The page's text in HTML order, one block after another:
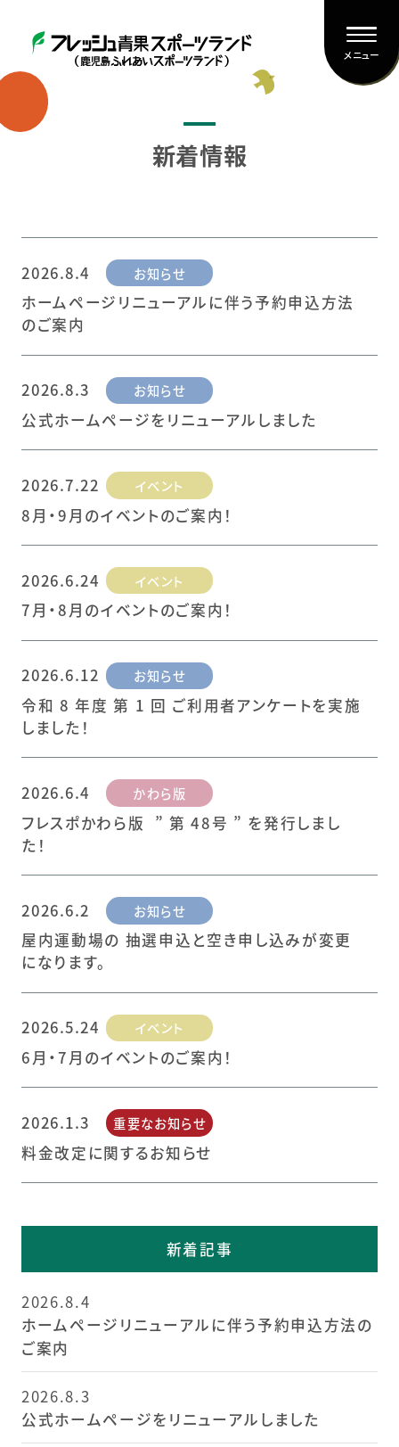
メニュー
新着情報
2026.8.4 お知らせ
ホームページリニューアルに伴う予約申込方法
のご案内
2026.8.3 お知らせ
公式ホームページをリニューアルしました
2026.7.22 イベント
8月・9月のイベントのご案内！
2026.6.24 イベント
7月・8月のイベントのご案内！
2026.6.12 お知らせ
令和 8 年度 第 1 回 ご利用者アンケートを実施
しました！
2026.6.4 かわら版
フレスポかわら版 ” 第 48号 ” を発行しまし
た！
2026.6.2 お知らせ
屋内運動場の 抽選申込と空き申し込みが変更
になります。
2026.5.24 イベント
6月・7月のイベントのご案内！
2026.1.3 重要なお知らせ
料金改定に関するお知らせ
新着記事
2026.8.4
ホームページリニューアルに伴う予約申込方法の
ご案内
2026.8.3
公式ホームページをリニューアルしました